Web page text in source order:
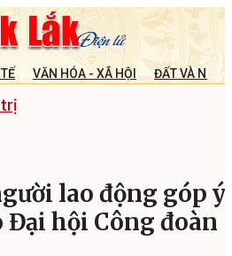
VĂN HÓA - XÃ HỘI ĐẤT VÀ
lao động góp ý
Đại hội Công đoàn